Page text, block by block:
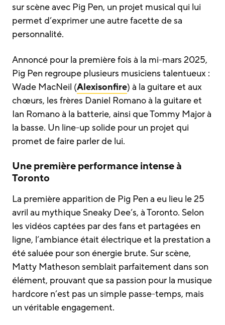
sur scène avec Pig Pen, un projet musical qui lui
permet d’exprimer une autre facette de sa
personnalité.
Annoncé pour la première fois à la mi-mars 2025,
Pig Pen regroupe plusieurs musiciens talentueux :
Wade MacNeil (Alexisonfire) à la guitare et aux
chœurs, les frères Daniel Romano à la guitare et
Ian Romano à la batterie, ainsi que Tommy Major à
la basse. Un line-up solide pour un projet qui
promet de faire parler de lui.
Une première performance intense à
Toronto
La première apparition de Pig Pen a eu lieu le 25
avril au mythique Sneaky Dee’s, à Toronto. Selon
les vidéos captées par des fans et partagées en
ligne, l’ambiance était électrique et la prestation a
été saluée pour son énergie brute. Sur scène,
Matty Matheson semblait parfaitement dans son
élément, prouvant que sa passion pour la musique
hardcore n’est pas un simple passe-temps, mais
un véritable engagement.